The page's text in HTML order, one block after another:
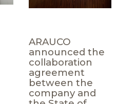
ARAUCO
announced the
collaboration
agreement
between the
company and